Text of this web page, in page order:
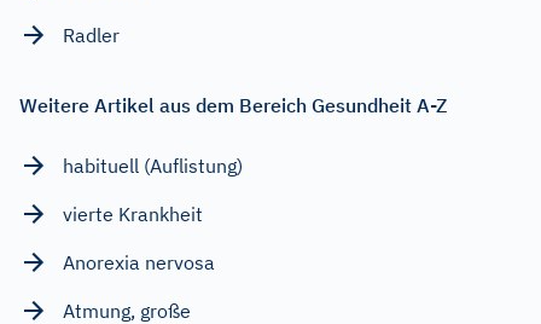
Radler
Weitere Artikel aus dem Bereich Gesundheit A-Z
habituell (Auflistung)
vierte Krankheit
Anorexia nervosa
Atmung, große